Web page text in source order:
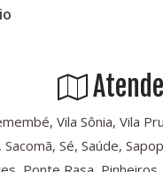
Vila Sônia, Vila
Sé, Saúde,